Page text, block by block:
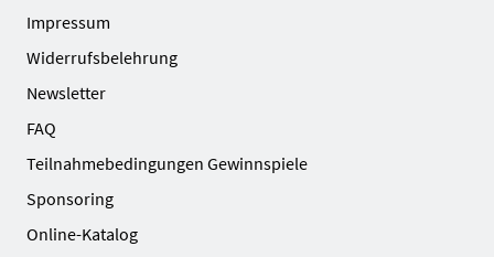
Impressum
Widerrufsbelehrung
Newsletter
FAQ
Teilnahmebedingungen Gewinnspiele
Sponsoring
Online-Katalog